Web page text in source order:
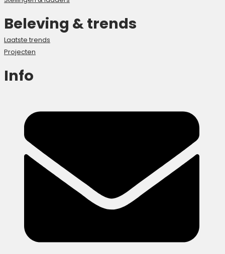
Beleving & trends
Laatste trends
Projecten
Info